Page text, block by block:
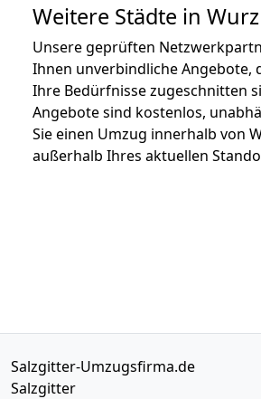
Weitere Städte in
Unsere geprüften
Ihnen unverbindliche Angebote,
Ihre Bedürfnisse zugeschnitten
Angebote sind kostenlos,
Sie einen Umzug innerhalb von
außerhalb Ihres aktuellen
Salzgitter-Umzugsfirma.de
Salzgitter